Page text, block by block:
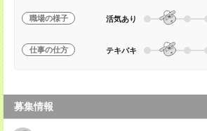
職場の様子 活気あり
仕事の仕方 テキパキ
募集情報